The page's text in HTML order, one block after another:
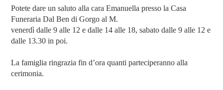
Potete dare un saluto alla cara Emanuella presso la Casa
Funeraria Dal Ben di Gorgo al M.
venerdì dalle 9 alle 12 e dalle 14 alle 18, sabato dalle 9 alle 12 e
dalle 13.30 in poi.
La famiglia ringrazia fin d’ora quanti parteciperanno alla
cerimonia.